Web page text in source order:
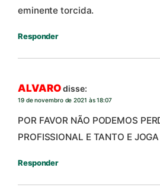
eminente torcida.
Responder
ALVAROdisse:
19 de novembro de 2021 às 18:07
POR FAVOR NÃO PODEMOS
PROFISSIONAL E TANTO E
Responder